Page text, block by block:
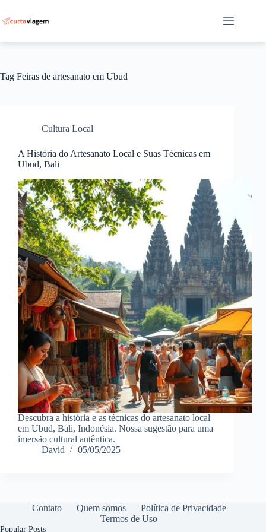
para
o
Tag Feiras de artesanato em Ubud
Cultura Local
A História do Artesanato Local e Suas Técnicas em
Ubud, Bali
Descubra a história e as técnicas do artesanato local
em Ubud, Bali, Indonésia. Nossa sugestão para uma
imersão cultural autêntica.
David
05/05/2025
Contato Quem somos
Política de Privacidade
Termos de Uso
Popular Posts